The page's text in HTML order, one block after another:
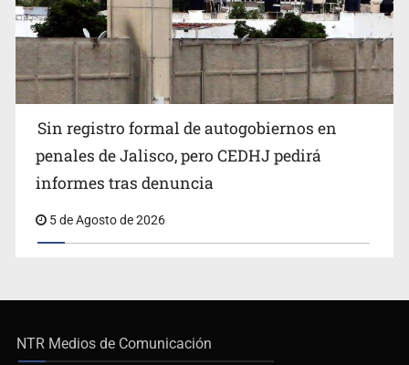
Sin registro formal de autogobiernos en
penales de Jalisco, pero CEDHJ pedirá
informes tras denuncia
5 de Agosto de 2026
NTR Medios de Comunicación